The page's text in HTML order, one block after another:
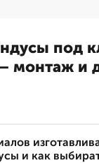
под
монтаж и
и как